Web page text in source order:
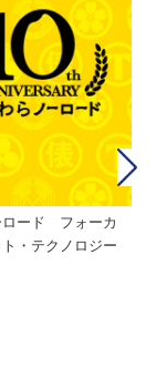
ロード フォーカ
・テクノロジー